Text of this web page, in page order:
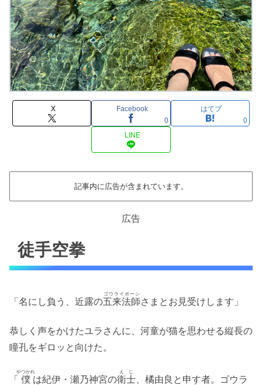
X
Facebook
0
はてブ
0
LINE
記事内に広告が含まれています。
広告
徒手空拳
「名にし負う、近露の五来法師
ゴウライボーシ
さまとお見受けします」
恭しく声をかけたユラさんに、河童が猫を思わせる縦長の
瞳孔をギロッと向けた。
「 僕
やつかれ
は紀伊・瀬乃神宮の衛士
えじ
、橘由良と申す者。ゴウラ